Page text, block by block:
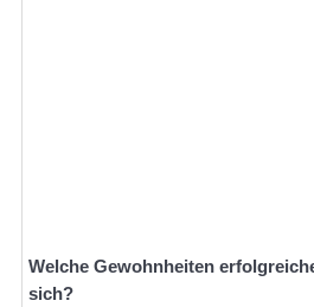
Welche Gewohnheiten
sich?